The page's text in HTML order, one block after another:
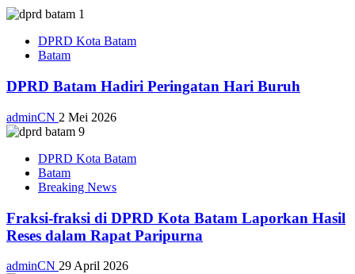
DPRD Kota Batam
Batam
DPRD Batam Hadiri Peringatan Hari Buruh
adminCN 2 Mei 2026
DPRD Kota Batam
Batam
Breaking News
Fraksi-fraksi di DPRD Kota Batam Laporkan Hasil
Reses dalam Rapat Paripurna
adminCN 29 April 2026